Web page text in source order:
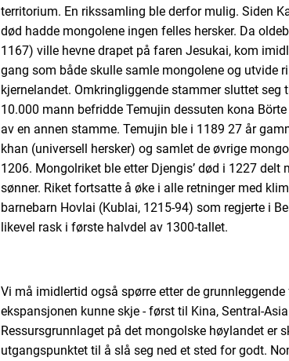
territorium. En rikssamling ble derfor mulig. Siden
død hadde mongolene ingen felles hersker. Da
1167) ville hevne drapet på faren Jesukai, kom
gang som både skulle samle mongolene og utvide
kjernelandet. Omkringliggende stammer sluttet seg
10.000 mann befridde Temujin dessuten kona
av en annen stamme. Temujin ble i 1189 27 år
khan (universell hersker) og samlet de øvrige
1206. Mongolriket ble etter Djengis’ død i 1227 delt
sønner. Riket fortsatte å øke i alle retninger med
barnebarn Hovlai (Kublai, 1215-94) som regjerte i
likevel rask i første halvdel av 1300-tallet.
Vi må imidlertid også spørre etter de
ekspansjonen kunne skje - først til Kina, Sentral-
Ressursgrunnlaget på det mongolske høylandet er
utgangspunktet til å slå seg ned et sted for godt.